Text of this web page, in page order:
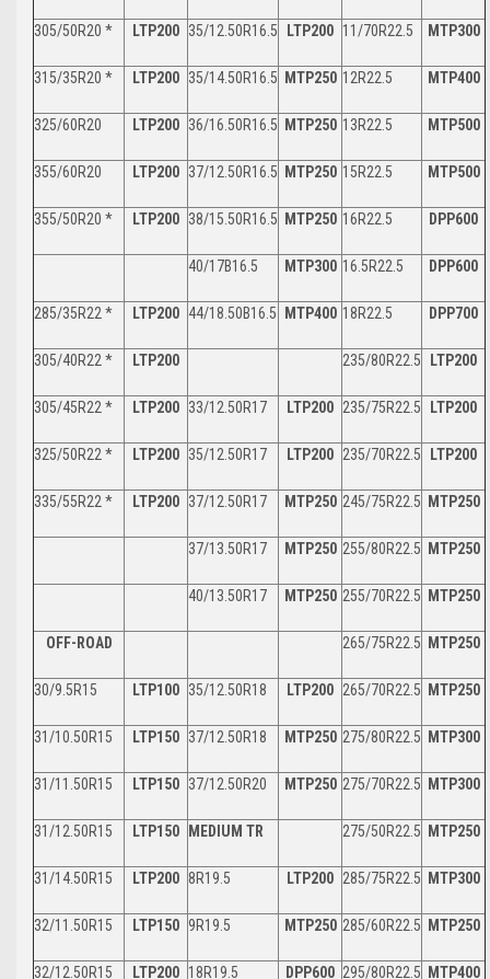
305/50R20 * LTP200 35/12.50R16.5 LTP200 11/70R22.5 MTP300
315/35R20 * LTP200 35/14.50R16.5 MTP250 12R22.5 MTP400
325/60R20 LTP200 36/16.50R16.5 MTP250 13R22.5 MTP500
355/60R20 LTP200 37/12.50R16.5 MTP250 15R22.5 MTP500
355/50R20 * LTP200 38/15.50R16.5 MTP250 16R22.5 DPP600
40/17B16.5 MTP300 16.5R22.5 DPP600
285/35R22 * LTP200 44/18.50B16.5 MTP400 18R22.5 DPP700
305/40R22 * LTP200 235/80R22.5 LTP200
305/45R22 * LTP200 33/12.50R17 LTP200 235/75R22.5 LTP200
325/50R22 * LTP200 35/12.50R17 LTP200 235/70R22.5 LTP200
335/55R22 * LTP200 37/12.50R17 MTP250 245/75R22.5 MTP250
37/13.50R17 MTP250 255/80R22.5 MTP250
40/13.50R17 MTP250 255/70R22.5 MTP250
OFF-ROAD 265/75R22.5 MTP250
30/9.5R15 LTP100 35/12.50R18 LTP200 265/70R22.5 MTP250
31/10.50R15 LTP150 37/12.50R18 MTP250 275/80R22.5 MTP300
31/11.50R15 LTP150 37/12.50R20 MTP250 275/70R22.5 MTP300
31/12.50R15 LTP150 MEDIUM TR 275/50R22.5 MTP250
31/14.50R15 LTP200 8R19.5 LTP200 285/75R22.5 MTP300
32/11.50R15 LTP150 9R19.5 MTP250 285/60R22.5 MTP250
32/12.50R15 LTP200 18R19.5 DPP600 295/80R22.5 MTP400